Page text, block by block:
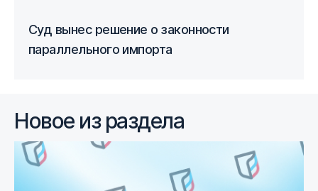
Суд вынес решение о законности
параллельного импорта
Новое из раздела